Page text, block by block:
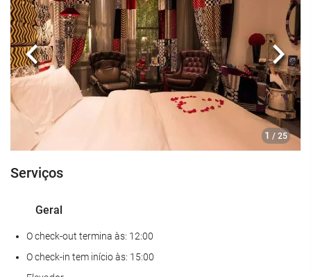
1 / 25
Anterior
Serviços
Geral
O check-out termina às: 12:00
O check-in tem início às: 15:00